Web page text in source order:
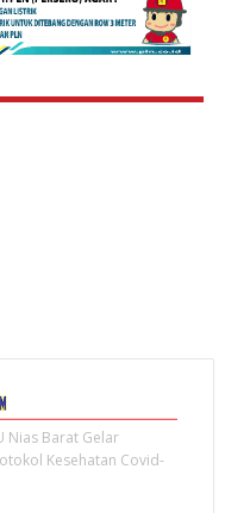
Nias Barat Gelar
Kesehatan Covid-